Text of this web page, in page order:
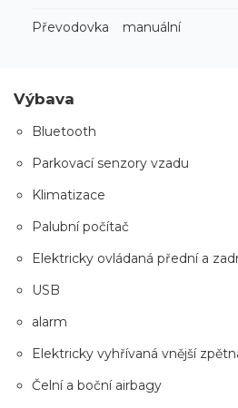
Převodovka manuální
Výbava
Bluetooth
Parkovací senzory vzadu
Klimatizace
Palubní počítač
Elektricky ovládaná přední a
USB
alarm
Elektricky vyhřívaná vnější
Čelní a boční airbagy